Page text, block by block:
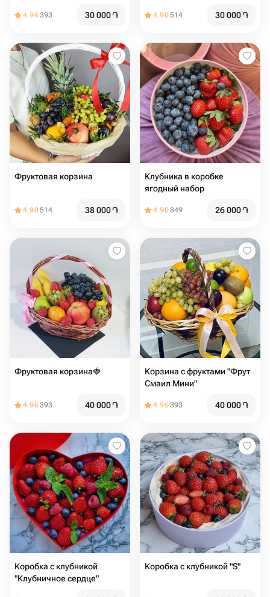
4.96393 30 000֏ 4.90514 30 000֏
Фруктовая корзина
4.90514 38 000֏
Клубника в коробке
ягодный набор
4.90849 26 000֏
Фруктовая корзина🍓
4.96393 40 000֏
Корзина с фруктами "Фрут
Смаил Мини"
4.96393 40 000֏
Коробка с клубникой
"Клубничное сердце"
Коробка с клубникой "S"